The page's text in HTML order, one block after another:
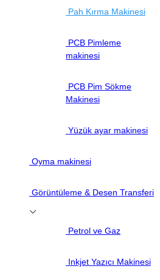
Pah Kırma Makinesi
PCB Pimleme
makinesi
PCB Pim Sökme
Makinesi
Yüzük ayar makinesi
Oyma makinesi
Görüntüleme & Desen Transferi
Petrol ve Gaz
Inkjet Yazıcı Makinesi